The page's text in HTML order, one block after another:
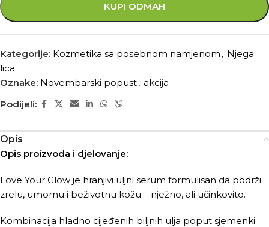
KUPI ODMAH
Kategorije: Kozmetika sa posebnom namjenom , Njega
lica
Oznake: Novembarski popust, akcija
Podijeli:
Opis
Opis proizvoda i djelovanje:
Love Your Glow je hranjivi uljni serum formulisan da podrži
zrelu, umornu i beživotnu kožu – nježno, ali učinkovito.
Kombinacija hladno cijeđenih biljnih ulja poput sjemenki